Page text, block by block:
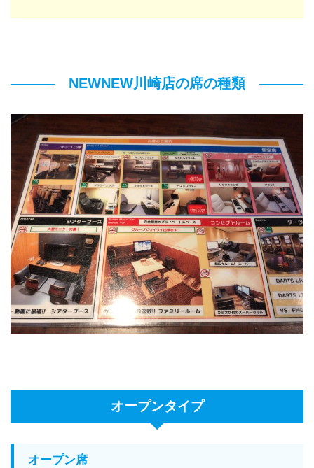
NEWNEW川崎店の席の種類
オープンタイプ
オープン席